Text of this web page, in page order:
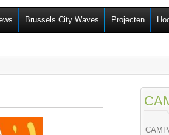
Brussels City Waves Projecten